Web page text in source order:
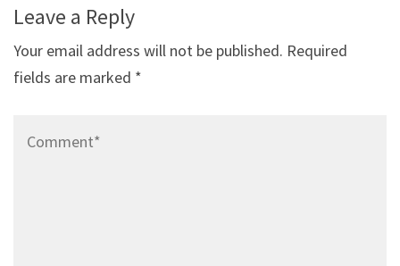
Leave a Reply
Your email address will not be published. Required
fields are marked *